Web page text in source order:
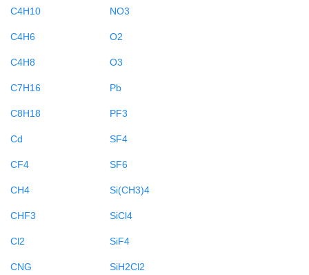
C4H10
C4H6
C4H8
C7H16
C8H18
Cd
CF4
CH4
CHF3
Cl2
CNG
NO3
O2
O3
Pb
PF3
SF4
SF6
Si(CH3)4
SiCl4
SiF4
SiH2Cl2